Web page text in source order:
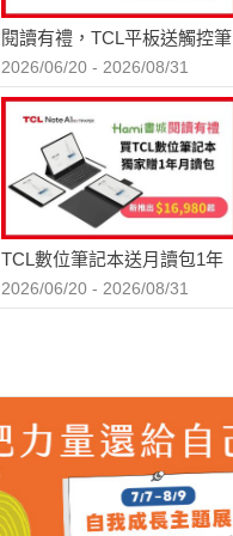
閱讀有禮，TCL平板送觸控筆
2026/06/20 - 2026/08/31
TCL數位筆記本送月讀包1年
2026/06/20 - 2026/08/31